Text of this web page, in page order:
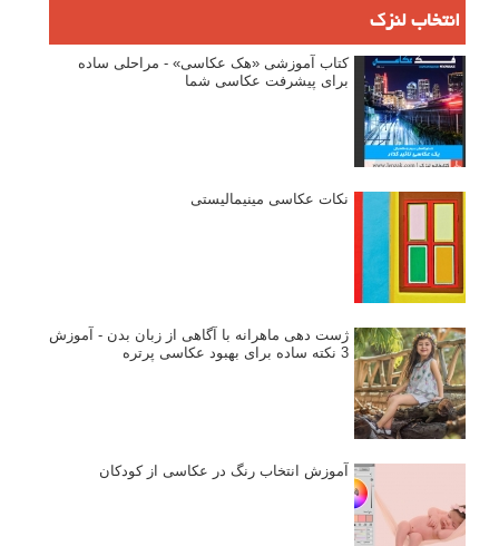
انتخاب لنزک
کتاب آموزشی «هک عکاسی» - مراحلی ساده
برای پیشرفت عکاسی شما
نکات عکاسی مینیمالیستی
ژست دهی ماهرانه با آگاهی از زبان بدن - آموزش
3 نکته ساده برای بهبود عکاسی پرتره
آموزش انتخاب رنگ در عکاسی از کودکان